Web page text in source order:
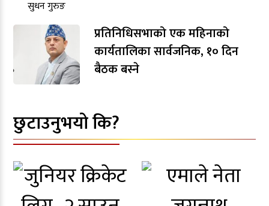
प्रतिनिधिसभाको एक महिनाको
कार्यतालिका सार्वजनिक, १० दिन
बैठक बस्ने
छुटाउनुभयो कि?